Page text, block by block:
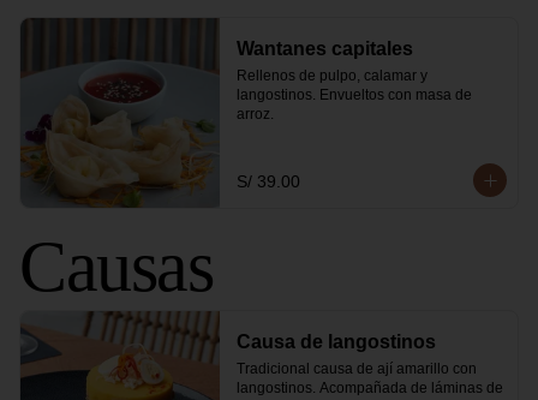
Wantanes capitales
Rellenos de pulpo, calamar y
langostinos. Envueltos con masa de
arroz.
S/ 39.00
Causas
Causa de langostinos
Tradicional causa de ají amarillo con
langostinos. Acompañada de láminas de